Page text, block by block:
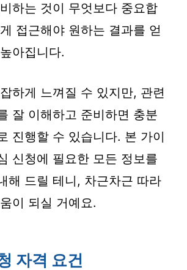
하는 것이 무엇보다 중요합
접근해야 원하는 결과를 얻
아집니다.
하게 느껴질 수 있지만, 관련
잘 이해하고 준비하면 충분
진행할 수 있습니다. 본 가이
신청에 필요한 모든 정보를
해 드릴 테니, 차근차근 따라
이 되실 거예요.
자격 요건